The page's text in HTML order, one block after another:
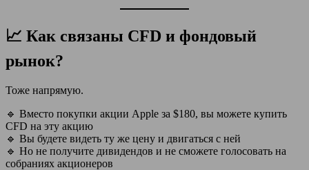
📈 Как связаны CFD и фондовый
рынок?
Тоже напрямую.
🔹 Вместо покупки акции Apple за $180, вы можете купить
CFD на эту акцию
🔹 Вы будете видеть ту же цену и двигаться с ней
🔹 Но не получите дивидендов и не сможете голосовать на
собраниях акционеров